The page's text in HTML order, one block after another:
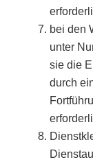
bei den
unter
sie die
durch